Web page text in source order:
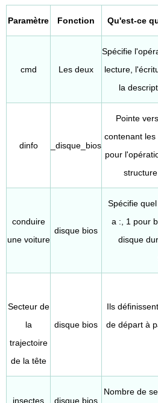
Paramètre Fonction Qu'est-ce
cmd Les deux
Spécifie
lecture,
la
dinfo _disque_bios
Pointe
contenant
pour
conduire
une voiture
disque bios
Spécifie
a :, 1 pour
disque
Secteur de
la
trajectoire
de la tête
disque bios
Ils
de départ à
insectes disque bios
Nombre de